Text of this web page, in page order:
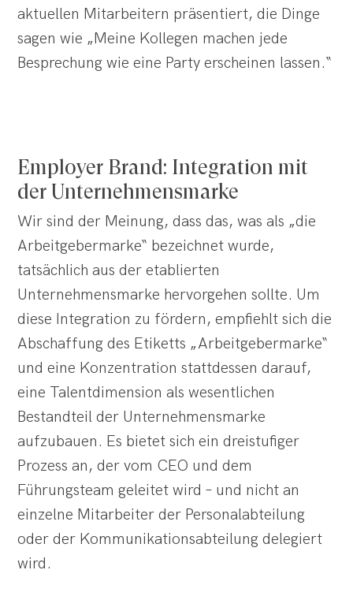
aktuellen Mitarbeitern präsentiert, die Dinge
sagen wie „Meine Kollegen machen jede
Besprechung wie eine Party erscheinen lassen.“
Employer Brand: Integration mit
der Unternehmensmarke
Wir sind der Meinung, dass das, was als „die
Arbeitgebermarke“ bezeichnet wurde,
tatsächlich aus der etablierten
Unternehmensmarke hervorgehen sollte. Um
diese Integration zu fördern, empfiehlt sich die
Abschaffung des Etiketts „Arbeitgebermarke“
und eine Konzentration stattdessen darauf,
eine Talentdimension als wesentlichen
Bestandteil der Unternehmensmarke
aufzubauen. Es bietet sich ein dreistufiger
Prozess an, der vom CEO und dem
Führungsteam geleitet wird – und nicht an
einzelne Mitarbeiter der Personalabteilung
oder der Kommunikationsabteilung delegiert
wird.